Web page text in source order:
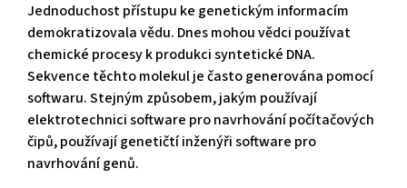
Jednoduchost přístupu ke genetickým informacím
demokratizovala vědu. Dnes mohou vědci používat
chemické procesy k produkci syntetické DNA.
Sekvence těchto molekul je často generována pomocí
softwaru. Stejným způsobem, jakým používají
elektrotechnici software pro navrhování počítačových
čipů, používají genetičtí inženýři software pro
navrhování genů.